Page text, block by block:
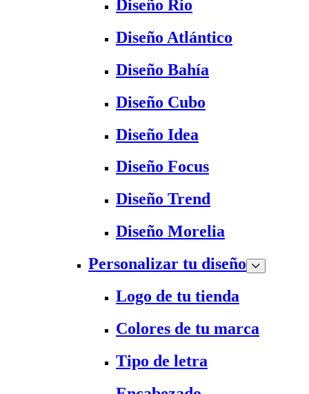
Diseño Rio
Diseño Atlántico
Diseño Bahía
Diseño Cubo
Diseño Idea
Diseño Focus
Diseño Trend
Diseño Morelia
Personalizar tu diseño
Logo de tu tienda
Colores de tu marca
Tipo de letra